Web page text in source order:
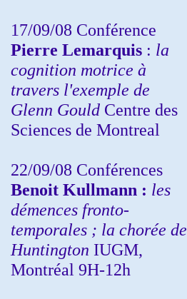
17/09/08 Conférence
Pierre Lemarquis : la
cognition motrice à
travers l'exemple de
Glenn Gould Centre des
Sciences de Montreal
22/09/08 Conférences
Benoit Kullmann : les
démences fronto-
temporales ; la chorée de
Huntington IUGM,
Montréal 9H-12h